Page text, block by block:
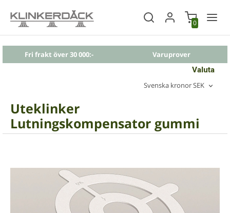
0
Fri frakt över 30 000:-
Varuprover
Valuta
Svenska kronor SEK
Uteklinker
Lutningskompensator gummi